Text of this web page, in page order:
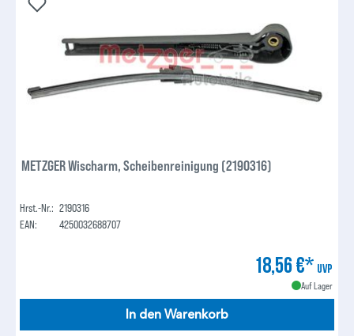
METZGER Wischarm, Scheibenreinigung (2190316)
Hrst.-Nr.: 2190316
EAN:
4250032688707
18,56 €* UVP
Auf Lager
In den Warenkorb